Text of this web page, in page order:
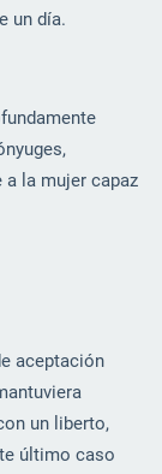
un día.
la mujer capaz
aceptación
un liberto,
último caso